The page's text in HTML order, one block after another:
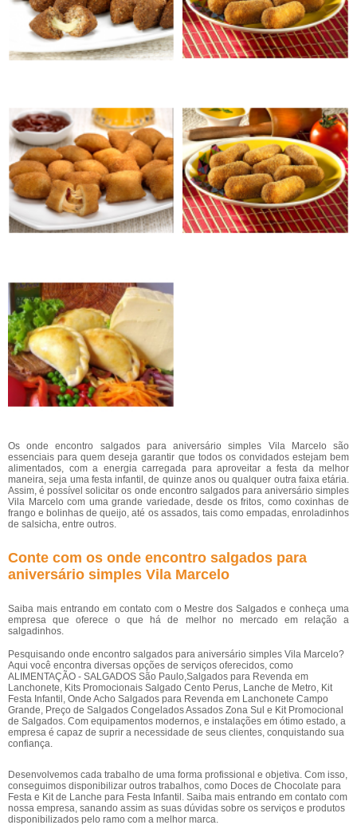
Os onde encontro salgados para aniversário simples Vila Marcelo são
essenciais para quem deseja garantir que todos os convidados estejam bem
alimentados, com a energia carregada para aproveitar a festa da melhor
maneira, seja uma festa infantil, de quinze anos ou qualquer outra faixa etária.
Assim, é possível solicitar os onde encontro salgados para aniversário simples
Vila Marcelo com uma grande variedade, desde os fritos, como coxinhas de
frango e bolinhas de queijo, até os assados, tais como empadas, enroladinhos
de salsicha, entre outros.
Conte com os onde encontro salgados para
aniversário simples Vila Marcelo
Saiba mais entrando em contato com o Mestre dos Salgados e conheça uma
empresa que oferece o que há de melhor no mercado em relação a
salgadinhos.
Pesquisando onde encontro salgados para aniversário simples Vila Marcelo?
Aqui você encontra diversas opções de serviços oferecidos, como
ALIMENTAÇÃO - SALGADOS São Paulo,Salgados para Revenda em
Lanchonete, Kits Promocionais Salgado Cento Perus, Lanche de Metro, Kit
Festa Infantil, Onde Acho Salgados para Revenda em Lanchonete Campo
Grande, Preço de Salgados Congelados Assados Zona Sul e Kit Promocional
de Salgados. Com equipamentos modernos, e instalações em ótimo estado, a
empresa é capaz de suprir a necessidade de seus clientes, conquistando sua
confiança.
Desenvolvemos cada trabalho de uma forma profissional e objetiva. Com isso,
conseguimos disponibilizar outros trabalhos, como Doces de Chocolate para
Festa e Kit de Lanche para Festa Infantil. Saiba mais entrando em contato com
nossa empresa, sanando assim as suas dúvidas sobre os serviços e produtos
disponibilizados pelo ramo com a melhor marca.